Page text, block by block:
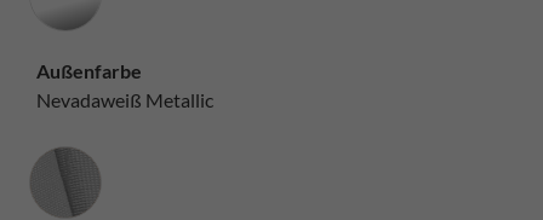
Außenfarbe
Nevadaweiß Metallic
Innenausstattung